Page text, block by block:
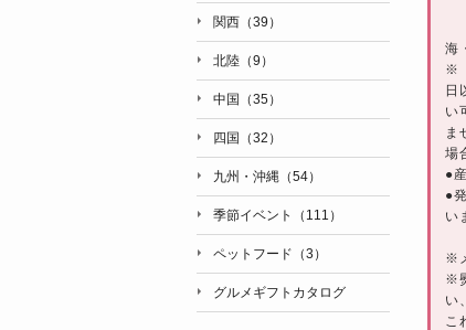
海
※
日
い
ま
場
●
●
い
※
※
い
こ
関西（39）
北陸（9）
中国（35）
四国（32）
九州・沖縄（54）
季節イベント（111）
ペットフード（3）
グルメギフトカタログ